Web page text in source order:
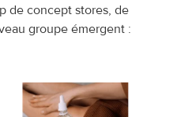
de concept stores, de
groupe émergent :